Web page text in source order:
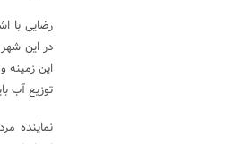
رضایی با
در این
این زمینه
توزیع آب
نماینده